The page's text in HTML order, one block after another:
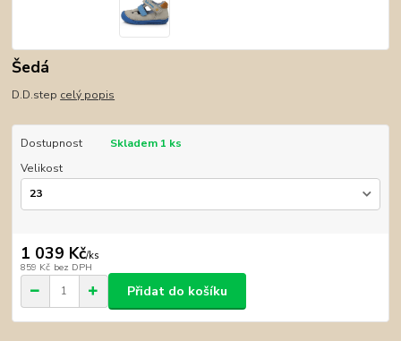
Šedá
D.D.step celý popis
Dostupnost
Skladem 1 ks
Velikost
1 039 Kč/ks
859 Kč bez DPH
Přidat do košíku